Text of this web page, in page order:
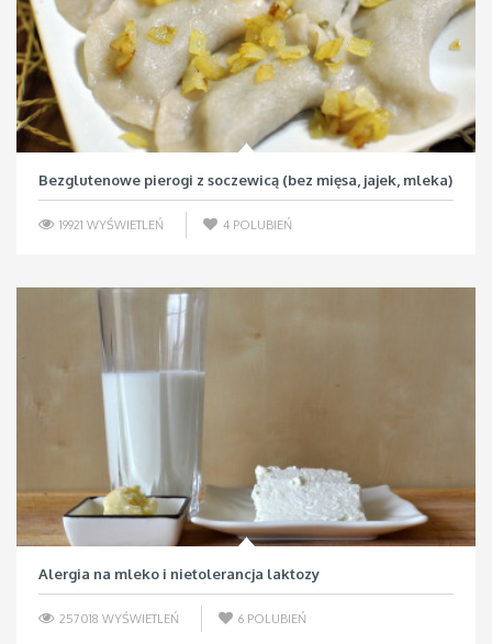
Bezglutenowe pierogi z soczewicą (bez mięsa, jajek, mleka)
19921 WYŚWIETLEŃ 4 POLUBIEŃ
Alergia na mleko i nietolerancja laktozy
257018 WYŚWIETLEŃ 6 POLUBIEŃ